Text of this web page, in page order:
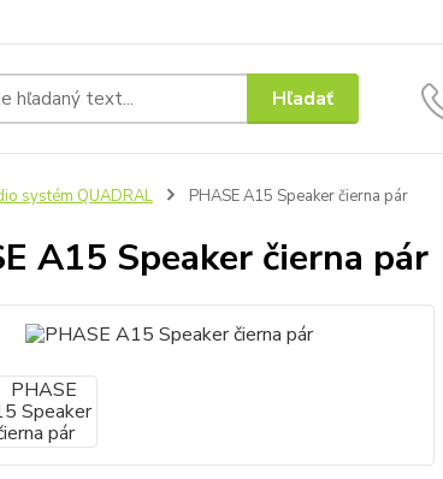
Hľadať
systém QUADRAL PHASE A15 Speaker čierna pár
A15 Speaker čierna pár